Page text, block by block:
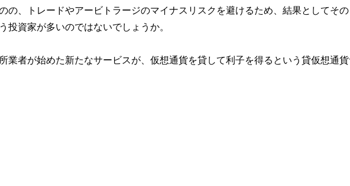
の、トレードやアービトラージのマイナスリスクを避けるため、結果としてその
投資家が多いのではないでしょうか。
業者が始めた新たなサービスが、仮想通貨を貸して利子を得るという貸仮想通